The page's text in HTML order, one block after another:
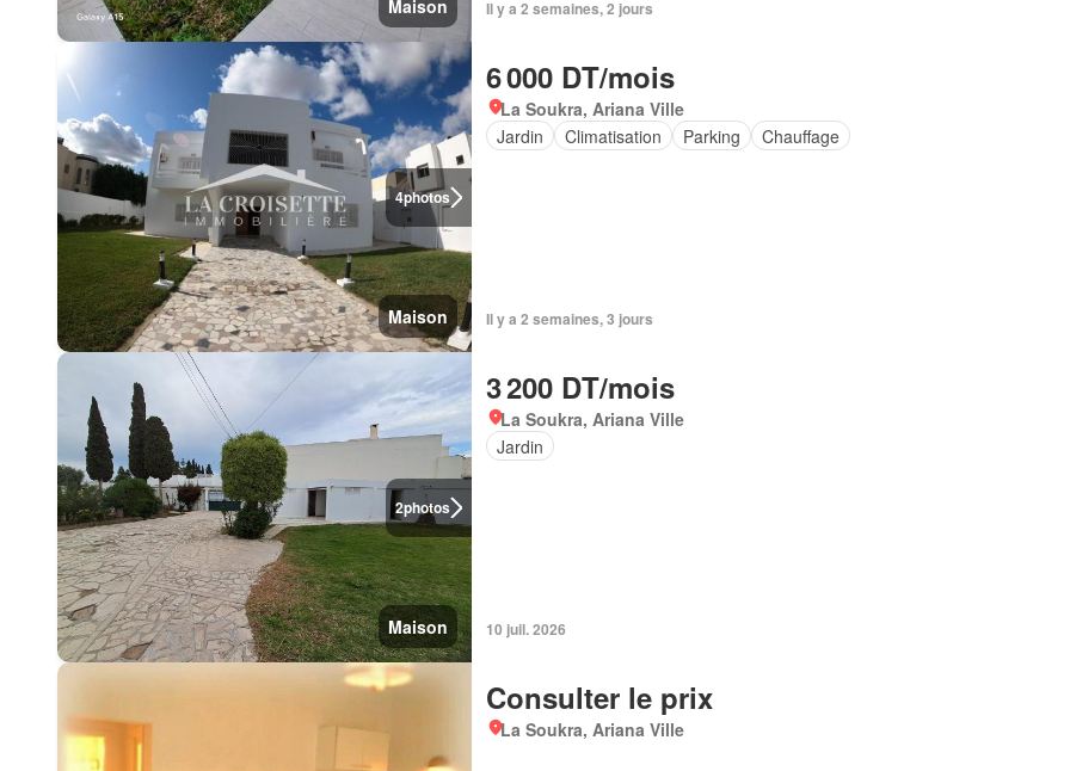
Maison Il y a 2 semaines, 2 jours
4photos
Maison
6 000 DT/mois
La Soukra, Ariana Ville
Jardin
Climatisation Parking Chauffage
Il y a 2 semaines, 3 jours
2photos
Maison
3 200 DT/mois
La Soukra, Ariana Ville
Jardin
10 juil. 2026
Consulter le prix
La Soukra, Ariana Ville